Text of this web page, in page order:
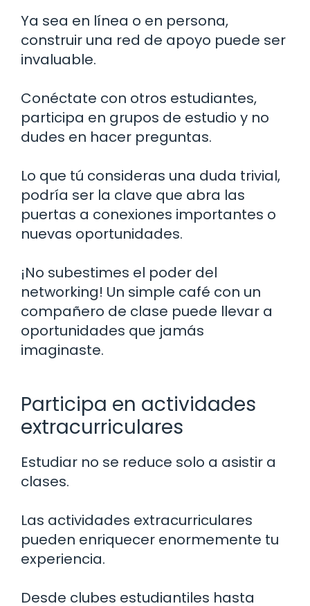
Ya sea en línea o en persona,
construir una red de apoyo puede ser
invaluable.
Conéctate con otros estudiantes,
participa en grupos de estudio y no
dudes en hacer preguntas.
Lo que tú consideras una duda trivial,
podría ser la clave que abra las
puertas a conexiones importantes o
nuevas oportunidades.
¡No subestimes el poder del
networking! Un simple café con un
compañero de clase puede llevar a
oportunidades que jamás
imaginaste.
Participa en actividades
extracurriculares
Estudiar no se reduce solo a asistir a
clases.
Las actividades extracurriculares
pueden enriquecer enormemente tu
experiencia.
Desde clubes estudiantiles hasta